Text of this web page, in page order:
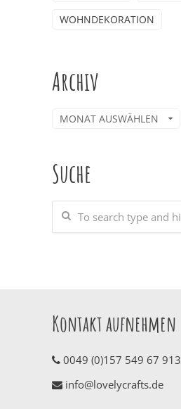
WOHNDEKORATION
Archiv
Archiv
Suche
Kontakt aufnehmen
0049 (0)157 549 67 913
info@lovelycrafts.de